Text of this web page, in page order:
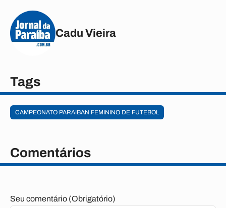
Cadu Vieira
Tags
CAMPEONATO PARAIBAN FEMININO DE FUTEBOL
Comentários
Seu comentário (Obrigatório)